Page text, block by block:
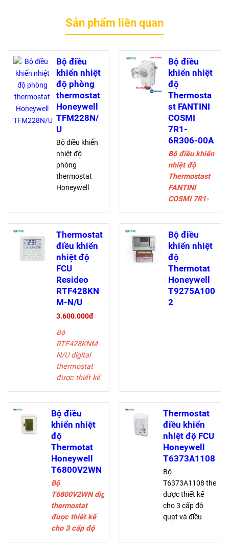
Sản phẩm liên quan
Bộ điều
khiển nhiệt
độ phòng
thermostat
Honeywell
TFM228N/
U
Bộ điều khiển
nhiệt độ
phòng
thermostat
Honeywell
cho 3 cấp độ
quạt và điều
khiển van
trong FCU,
bao gồm:
Chế độ làm
lạnh, sưởi,
hoặc bằng tay.
Chế độ thông
Điều khiển
quạt bằng tay
hoặc tự động
3 cấp
Bộ điều
khiển nhiệt
độ
Thermosta
st FANTINI
COSMI
7R1-
6R306-00A
Bộ điều khiển
nhiệt độ
Thermostast
FANTINI
COSMI 7R1-
Thermostat
điều khiển
nhiệt độ
FCU
Resideo
RTF428KN
M-N/U
3.600.000đ
Bộ
RTF428KNM-
N/Udigital
thermostat
được thiết kế
quạt và điều
khiển van
trong FCU,
bao gồm:
Chế độ làm
lạnh, sưởi,
hoặc bằng
tay.
Chế độ thông
gió
Điều khiển
quạt bằng tay
Bộ điều
khiển nhiệt
độ
Thermotat
Honeywell
T9275A100
2
Bộ điều
khiển nhiệt
độ
Thermotat
Honeywell
T6800V2WN
Bộ
T6800V2WNdigital
thermostat
được thiết kế
cho 3 cấp độ
Thermostat
điều khiển
nhiệt độ FCU
Honeywell
T6373A1108
Bộ
T6373A1108
được thiết kế
cho 3 cấp độ
quạt và điều